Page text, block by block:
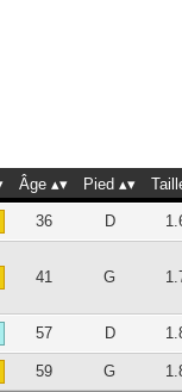
Âge Pied
36 D
41 G
57 D
59 G